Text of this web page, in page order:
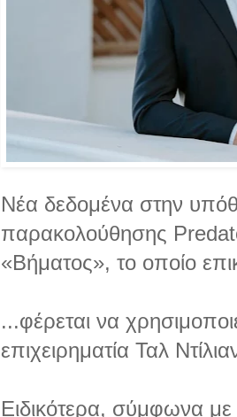
Νέα δεδομένα στην
παρακολούθησης
«Βήματος», το οποίο
...φέρεται να
επιχειρηματία Ταλ
Ειδικότερα, σύμφωνα